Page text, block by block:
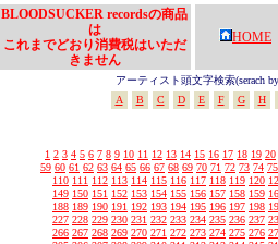
BLOODSUCKER recordsの商品
は
これまでどおり消費税はいただ
きません
HOME
アーティスト頭文字検索(serach
A
B C D E F G H
1 2 3 4 5 6 7 8 9 10 11 12 13 14 15 16 17 18 19 20
59 60 61 62 63 64 65 66 67 68 69 70 71 72 73 74 75
110 111 112 113 114 115 116 117 118 119 120
149 150 151 152 153 154 155 156 157 158 159
188 189 190 191 192 193 194 195 196 197 198
227 228 229 230 231 232 233 234 235 236 237
266 267 268 269 270 271 272 273 274 275 276